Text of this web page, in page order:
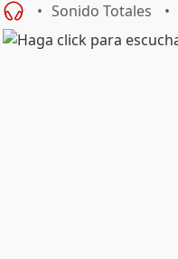
Sonido Totales